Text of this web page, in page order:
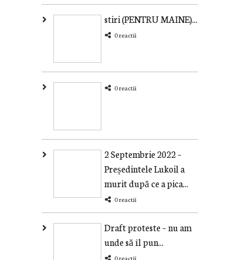
stiri (PENTRU MAINE)...
0 reactii
0 reactii
2 Septembrie 2022 –
Președintele Lukoil a
murit după ce a pica...
0 reactii
Draft proteste – nu am
unde să îl pun...
0 reactii